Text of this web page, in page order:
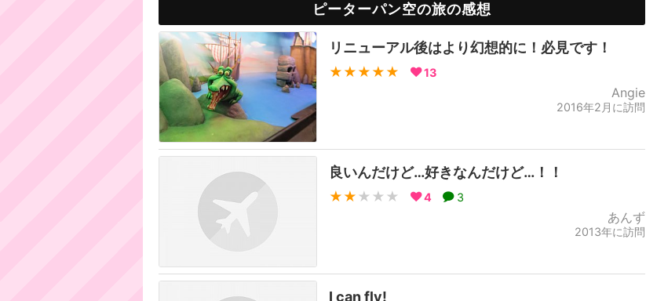
ピーターパン空の旅の感想
リニューアル後はより幻想的に！必見です！
★★★★★ 13
Angie
2016年2月に訪問
良いんだけど…好きなんだけど…！！
★★ ★★★ 4 3
あんず
2013年に訪問
I can fly!